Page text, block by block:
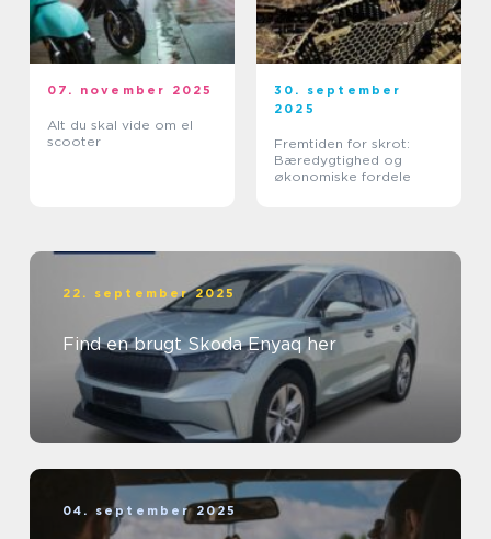
07. november 2025
Alt du skal vide om el
scooter
30. september
2025
Fremtiden for skrot:
Bæredygtighed og
økonomiske fordele
22. september 2025
Find en brugt Skoda Enyaq her
04. september 2025